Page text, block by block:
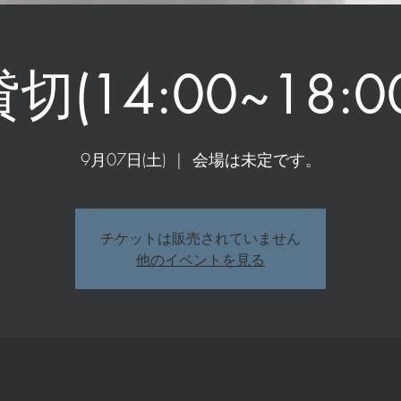
切
9月07日(土)
  |
会場は未定です。
チケットは販売されていません
他のイベントを見る